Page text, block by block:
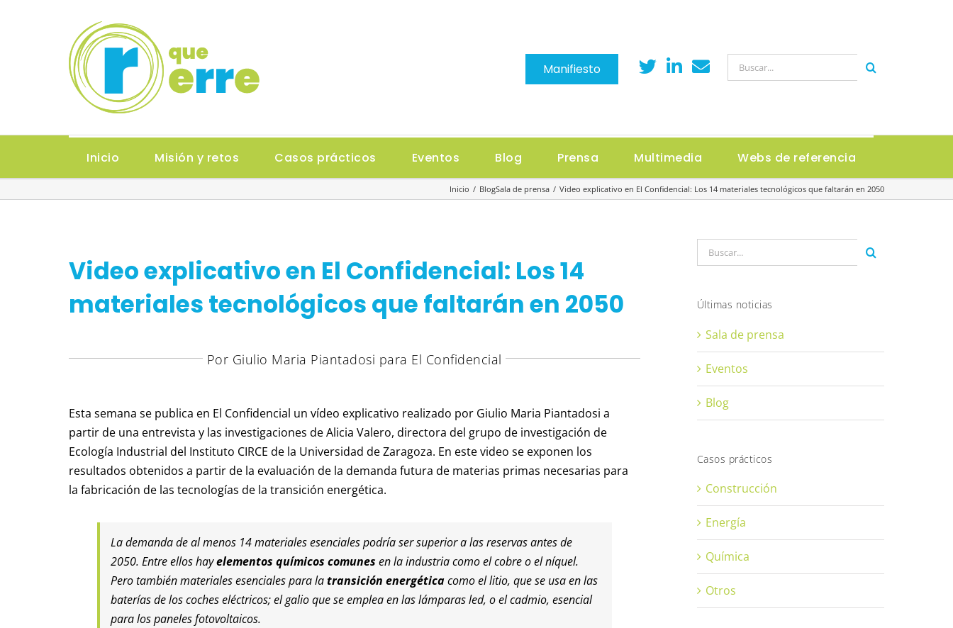
Manifiesto Buscar:
Inicio Misión y retos Casos prácticos Eventos Blog Prensa Multimedia Webs de referencia
Inicio BlogSala de prensa Video explicativo en El Confidencial: Los 14 materiales tecnológicos que faltarán en 2050
Video explicativo en El Confidencial: Los 14
materiales tecnológicos que faltarán en 2050
Por Giulio Maria Piantadosi para El Confidencial
Esta semana se publica en El Confidencial un vídeo explicativo realizado por Giulio Maria Piantadosi a
partir de una entrevista y las investigaciones de Alicia Valero, directora del grupo de investigación de
Ecología Industrial del Instituto CIRCE de la Universidad de Zaragoza. En este video se exponen los
resultados obtenidos a partir de la evaluación de la demanda futura de materias primas necesarias para
la fabricación de las tecnologías de la transición energética.
La demanda de al menos 14 materiales esenciales podría ser superior a las reservas antes de
2050. Entre ellos hayelementos químicos comunes en la industria como el cobre o el níquel.
Pero también materiales esenciales para latransición energéticacomo el litio, que se usa en las
baterías de los coches eléctricos; el galio que se emplea en las lámparas led, o el cadmio, esencial
para los paneles fotovoltaicos.
Buscar:
Últimas noticias
Sala de prensa
Eventos
Blog
Casos prácticos
Construcción
Energía
Química
Otros